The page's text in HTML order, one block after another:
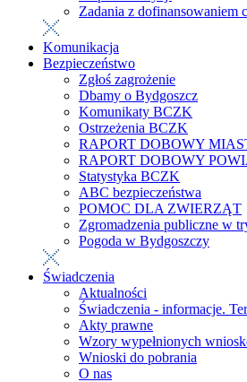
Zadania z dofinansowaniem
Komunikacja
Bezpieczeństwo
Zgłoś zagrożenie
Dbamy o Bydgoszcz
Komunikaty BCZK
Ostrzeżenia BCZK
RAPORT DOBOWY
RAPORT DOBOWY
Statystyka BCZK
ABC bezpieczeństwa
POMOC DLA ZWIERZĄT
Zgromadzenia publiczne w
Pogoda w Bydgoszczy
Świadczenia
Aktualności
Świadczenia - informacje.
Akty prawne
Wzory wypełnionych
Wnioski do pobrania
O nas